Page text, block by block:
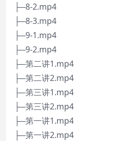
├─8-2.mp4
├─8-3.mp4
├─9-1.mp4
├─9-2.mp4
├─第二讲1.mp4
├─第二讲2.mp4
├─第三讲1.mp4
├─第三讲2.mp4
├─第一讲1.mp4
├─第一讲2.mp4